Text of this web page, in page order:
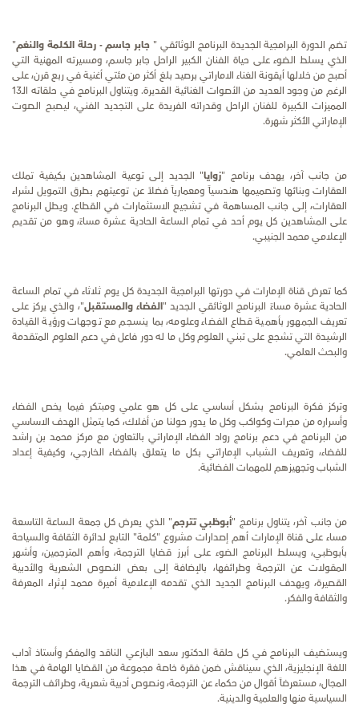
تضم الدورة البرامجية الجديدة البرنامج الوثائقي " جابر جاسم - رحلة الكلمة والنغم"
الذي يسلط الضوء على حياة الفنان الكبير الراحل جابر جاسم، ومسيرته المهنية التي
أصبح من خلالها أيقونة الغناء الاماراتي برصيد بلغ أكثر من مئتي أغنية في ربع قرن، على
الرغم من وجود العديد من الأصوات الغنائية القديرة. ويتناول البرنامج في حلقاته الـ13
المميزات الكبيرة للفنان الراحل وقدراته الفريدة على التجديد الفني، ليصبح الصوت
الإماراتي الأُكثر شهرة.
من جانب آخر، يهدف برنامج "زوايا" الجديد إلىتوعية المشاهدين بكيفية تملك
العقارات وبنائها وتصميمها هندسياً ومعمارياً فضلاً عن توعيتهم بطرق التمويل لشراء
العقارات، إلى جانب المساهمة في تشجيع الاستثمارات في القطاع. ويطل البرنامج
على المشاهدين كل يوم أحد في تمام الساعة الحادية عشرة مساءً، وهو من تقديم
الإعلامي محمد الجنيبي.
كما تعرض قناة الإمارات في دورتها البرامجية الجديدة كل يوم ثلاثاء في تمام الساعة
الحادية عشرة مساءً البرنامج الوثائقي الجديد "الفضاء والمستقبل"، والذي يركز على
تعريف الجمهور بأهمية قطاع الفضاء وعلومه، بما ينسجم مع توجهات ورؤية القيادة
الرشيدة التي تشجع على تبني العلوم وكل ما له دور فاعل في دعم العلوم المتقدمة
والبحث العلمي.
وتركز فكرة البرنامج بشكل أساسي على كل هو علمي ومبتكر فيما يخص الفضاء
وأسراره من مجرات وكواكب وكل ما يدور حولنا من أفلاك، كما يتمثل الهدف الاساسي
من البرنامج في دعم برنامج رواد الفضاء الإماراتي بالتعاون مع مركز محمد بن راشد
للفضاء، وتعريف الشباب الإماراتي بكل ما يتعلق بالفضاء الخارجي، وكيفية إعداد
الشباب وتجهيزهم للمهمات الفضائية.
من جانب آخر، يتناول برنامج "أبوظبي تترجم" الذي يعرض كل جمعة الساعة التاسعة
مساء على قناة الإمارات أهم إصدارات مشروع "كلمة" التابع لدائرة الثقافة والسياحة
بأبوظبي، ويسلط البرنامج الضوء على أبرز قضايا الترجمة، وأهم المترجمين، وأشهر
المقولات عن الترجمة وطرائفها، بالإضافة إلى بعض النصوص الشعرية والأدبية
القصيرة، ويهدف البرنامج الجديد الذي تقدمه الإعلامية أميرة محمد لإثراء المعرفة
والثقافة والفكر.
ويستضيف البرنامج في كل حلقة الدكتور سعد البازعي الناقد والمفكر وأستاذ آداب
اللغة الإنجليزية، الذي سيناقش ضمن فقرة خاصة مجموعة من القضايا الهامة في هذا
المجال، مستعرضاً أقوال من حكماء عن الترجمة، ونصوص أدبية شعرية، وطرائف الترجمة
السياسية منها والعلمية والدينية.